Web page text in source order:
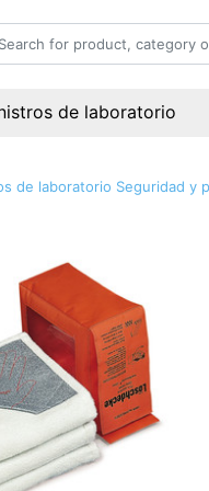
de laboratorio
de laboratorio Seguridad y